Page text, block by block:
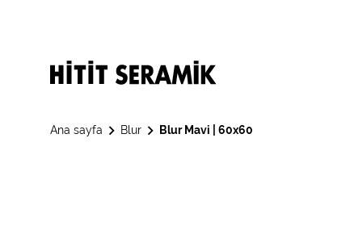
Ana sayfa Blur Blur Mavi | 60x60